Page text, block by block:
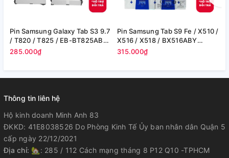
Pin Samsung Galaxy Tab S3 9.7
/ T820 / T825 / EB-BT825ABE
- 6000 mAh (Zin hãng)
285.000₫
Pin Samsung Tab S9 Fe / X510 /
X516 / X518 / BX516ABY
8000mAh 30.88Wh (Zin cty)
315.000₫
Thông tin liên hệ
Hộ kinh doanh Minh Anh 83
ĐKKD: 41E8038526 Do Phòng Kinh Tế Ủy ban nhân dân Quận 5
cấp ngày 22/12/2021
Địa chỉ: 🏡: 285 / 112 Cách mạng tháng 8 P12 Q10 -TPHCM